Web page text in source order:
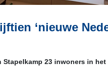
‘nieuwe
23 inwoners in